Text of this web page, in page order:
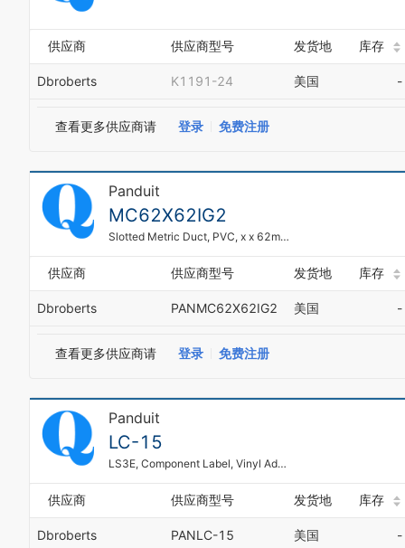
供应商 供应商型号 发货地 库存
Dbroberts K1191-24 美国 -
查看更多供应商请 登录 免费注册
Panduit
MC62X62IG2
Slotted Metric Duct, PVC, x x 62mm 62mm
供应商 供应商型号 发货地 库存
Dbroberts PANMC62X62IG2 美国 -
查看更多供应商请 登录 免费注册
Panduit
LC-15
LS3E, Component Label, Vinyl Adhesive Cl
供应商 供应商型号 发货地 库存
Dbroberts PANLC-15 美国 -